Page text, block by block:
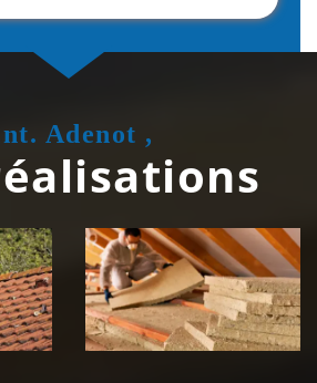
Adenot ,
Isolation de
toiture 39
Jura